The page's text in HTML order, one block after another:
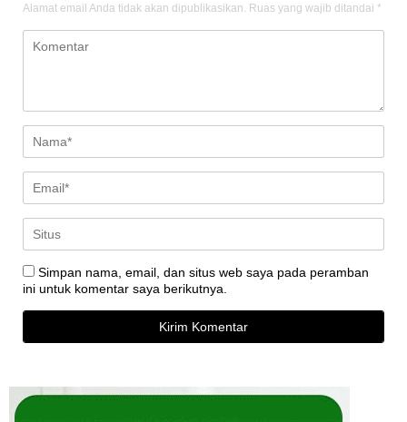
Alamat email Anda tidak akan dipublikasikan. Ruas yang wajib ditandai *
Simpan nama, email, dan situs web saya pada peramban
ini untuk komentar saya berikutnya.